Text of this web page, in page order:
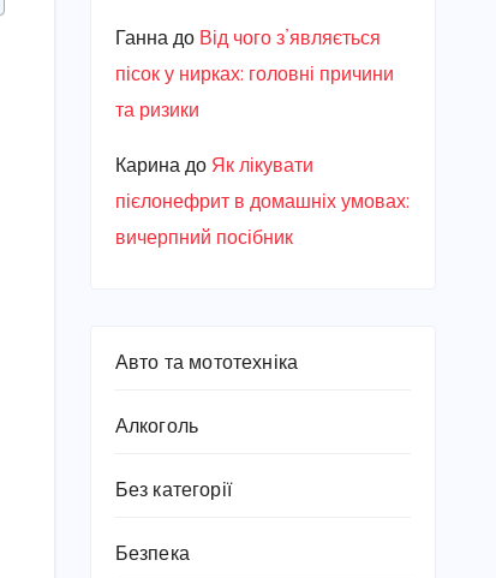
Ганнадо Від чого з’являється
пісок у нирках: головні причини
та ризики
Каринадо Як лікувати
пієлонефрит в домашніх умовах:
вичерпний посібник
Авто та мототехніка
Алкоголь
Без категорії
Безпека